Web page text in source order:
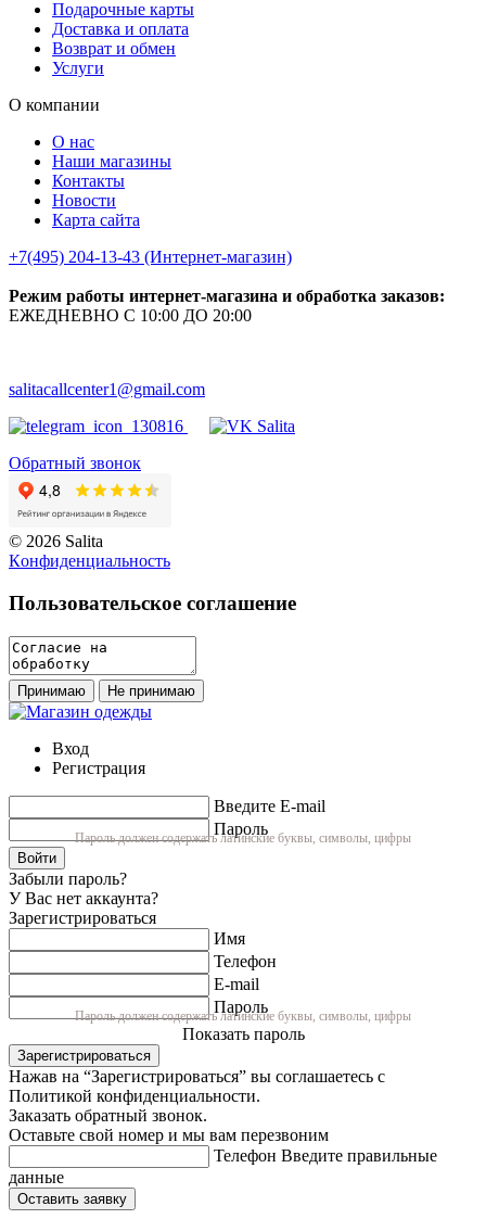
Подарочные карты
Доставка и оплата
Возврат и обмен
Услуги
О компании
О нас
Наши магазины
Контакты
Новости
Карта сайта
+7(495) 204-13-43 (Интернет-магазин)
Режим работы интернет-магазина и обработка заказов:
ЕЖЕДНЕВНО С 10:00 ДО 20:00
salitacallcenter1@gmail.com
Обратный звонок
© 2026 Salita
Кoнфидeнциaльнoсть
Пользовательское соглашение
Принимаю Не принимаю
Вход
Регистрация
Введите E-mail
Пароль
Пароль должен содержать латинские буквы, символы, цифры
Войти
Забыли пароль?
У Вас нет аккаунта?
Зарегистрироваться
Имя
Телефон
E-mail
Пароль
Пароль должен содержать латинские буквы, символы, цифры
Показать пароль
Зарегистрироваться
Нажав на “Зарегистрироваться” вы соглашаетесь с
Политикой конфиденциальности.
Заказать обратный звонок.
Оставьте свой номер и мы вам перезвоним
Телефон Введите правильные
данные
Оставить заявку